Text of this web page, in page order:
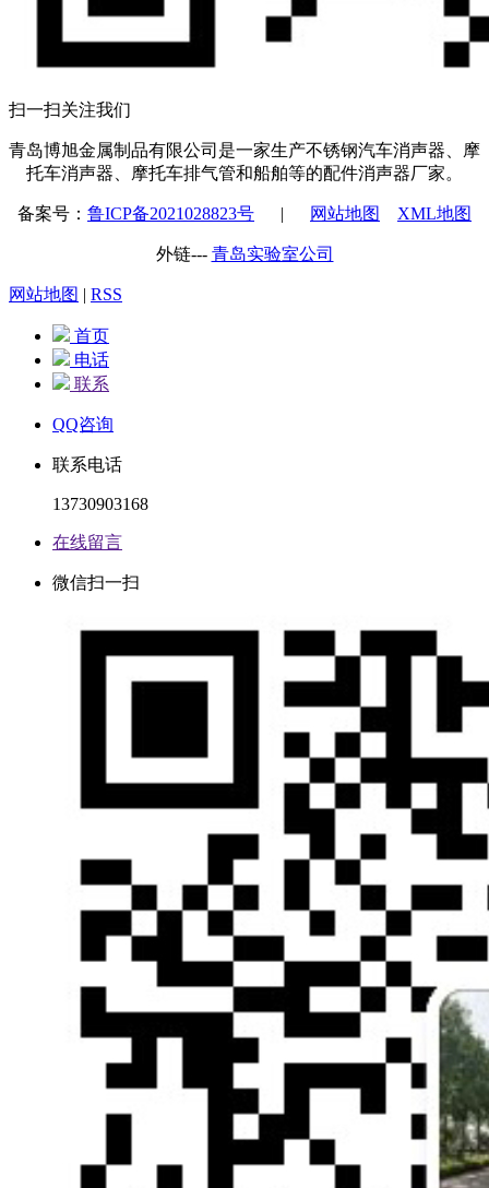
扫一扫关注我们
青岛博旭金属制品有限公司是一家生产不锈钢汽车消声器、摩
托车消声器、摩托车排气管和船舶等的配件消声器厂家。
备案号： 鲁ICP备2021028823号 | 网站地图 XML地图
外链--- 青岛实验室公司
网站地图 | RSS
首页
电话
联系
QQ咨询
联系电话
13730903168
在线留言
微信扫一扫